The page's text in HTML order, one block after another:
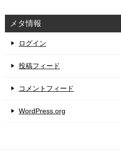
メタ情報
ログイン
投稿フィード
コメントフィード
WordPress.org